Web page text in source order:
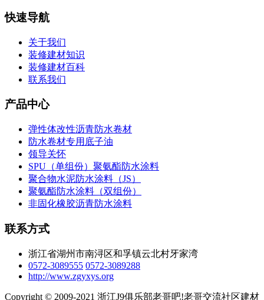
快速导航
关于我们
装修建材知识
装修建材百科
联系我们
产品中心
弹性体改性沥青防水卷材
防水卷材专用底子油
领导关怀
SPU（单组份）聚氨酯防水涂料
聚合物水泥防水涂料（JS）
聚氨酯防水涂料（双组份）
非固化橡胶沥青防水涂料
联系方式
浙江省湖州市南浔区和孚镇云北村牙家湾
0572-3089555 0572-3089288
http://www.zgyxys.org
Copyright © 2009-2021 浙江J9俱乐部老哥吧!老哥交流社区建材